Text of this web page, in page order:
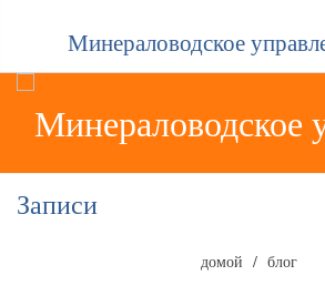
Минераловодское
Записи
домой блог